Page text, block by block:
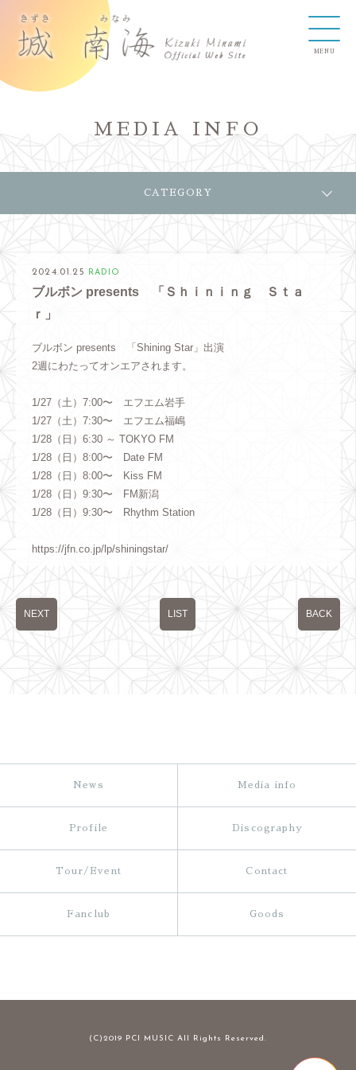
MEDIA INFO
CATEGORY
2024.01.25 RADIO
ブルボン presents 「Ｓｈｉｎｉｎｇ Ｓｔａ
ｒ」
ブルボン presents 「Shining Star」出演
2週にわたってオンエアされます。
1/27（土）7:00〜 エフエム岩手
1/27（土）7:30〜 エフエム福嶋
1/28（日）6:30 ～ TOKYO FM
1/28（日）8:00〜 Date FM
1/28（日）8:00〜 Kiss FM
1/28（日）9:30〜 FM新潟
1/28（日）9:30〜 Rhythm Station
https://jfn.co.jp/lp/shiningstar/
NEXT LIST BACK
News Media info
Profile Discography
Tour/Event Contact
Fanclub Goods
(C)2019 PCI MUSIC All Rights Reserved.